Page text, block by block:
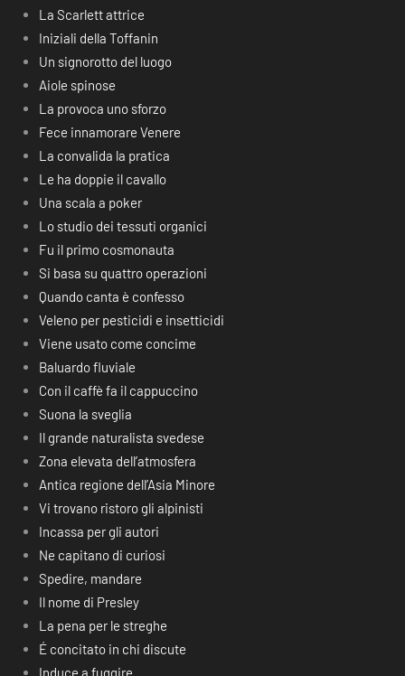
La Scarlett attrice
Iniziali della Toffanin
Un signorotto del luogo
Aiole spinose
La provoca uno sforzo
Fece innamorare Venere
La convalida la pratica
Le ha doppie il cavallo
Una scala a poker
Lo studio dei tessuti organici
Fu il primo cosmonauta
Si basa su quattro operazioni
Quando canta è confesso
Veleno per pesticidi e insetticidi
Viene usato come concime
Baluardo fluviale
Con il caffè fa il cappuccino
Suona la sveglia
Il grande naturalista svedese
Zona elevata dell’atmosfera
Antica regione dell’Asia Minore
Vi trovano ristoro gli alpinisti
Incassa per gli autori
Ne capitano di curiosi
Spedire, mandare
Il nome di Presley
La pena per le streghe
É concitato in chi discute
Induce a fuggire